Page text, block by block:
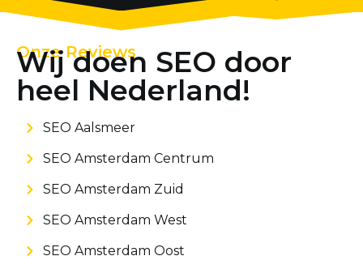
Onze Reviews
Wij doen SEO door
heel Nederland!
SEO Aalsmeer
SEO Amsterdam Centrum
SEO Amsterdam Zuid
SEO Amsterdam West
SEO Amsterdam Oost